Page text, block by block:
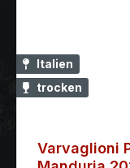
Italien
trocken
Varvaglioni